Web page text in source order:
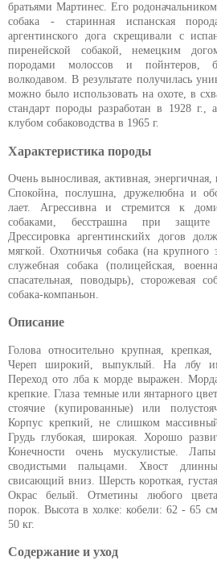
братьями Мартинес. Его
собака - старинная испанская
аргентинского дога скрещивали с
пиренейской собакой, немецким
породами молоссов и пойнтеров,
волкодавом. В результате получилась
можно было использовать на охоте, в
стандарт породы разработан в 1928 г.,
клубом собаководства в 1965 г.
Характеристика породы
Очень выносливая, активная, энергичная,
Спокойна, послушна, дружелюбна и
лает. Агрессивна и стремится к
собаками, бесстрашна при защите
Дрессировка аргентинскийх догов
мягкой. Охотничья собака (на крупного
служебная собака (полицейская,
спасательная, поводырь), сторожевая
собака-компаньон.
Описание
Голова относительно крупная,
Череп широкий, выпуклый. На лбу
Переход ото лба к морде выражен.
крепкие. Глаза темные или янтарного
стоячие (купированные) или
Корпус крепкий, не слишком
Грудь глубокая, широкая. Хорошо
Конечности очень мускулистые.
сводистыми пальцами. Хвост
свисающий вниз. Шерсть короткая,
Окрас белый. Отметины любого
порок. Высота в холке: кобели: 62 - 65
50 кг.
Содержание и уход